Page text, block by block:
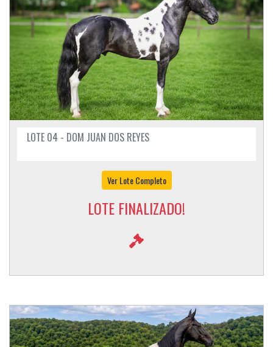
LOTE 04 - DOM JUAN DOS REYES
Ver Lote Completo
LOTE FINALIZADO!